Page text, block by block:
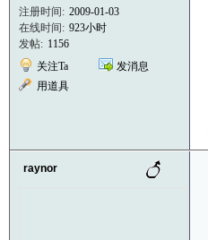
注册时间: 2009-01-03
在线时间: 923小时
发帖: 1156
关注Ta
发消息
用道具
raynor